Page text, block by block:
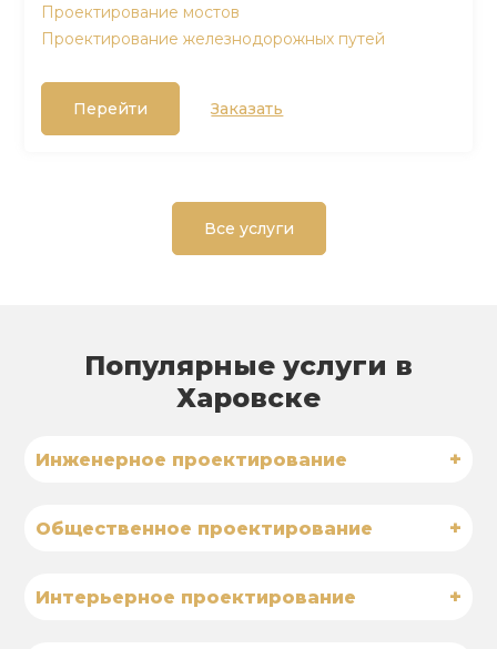
Проектирование мостов
Проектирование железнодорожных путей
Перейти Заказать
Все услуги
Популярные услуги в
Харовске
Инженерное проектирование +
Общественное проектирование +
Интерьерное проектирование +